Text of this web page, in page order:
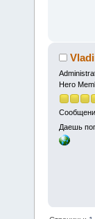
Hero
Даешь